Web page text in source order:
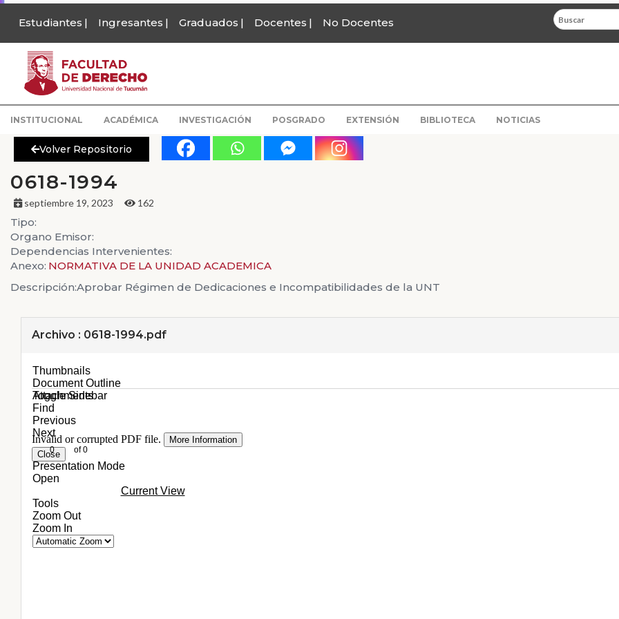
Estudiantes Ingresantes Graduados Docentes No Docentes
INSTITUCIONAL ACADÉMICA INVESTIGACIÓN POSGRADO EXTENSIÓN BIBLIOTECA NOTICIAS
Volver Repositorio
0618-1994
septiembre 19, 2023 162
Tipo:
Organo Emisor:
Dependencias Intervenientes:
Anexo: NORMATIVA DE LA UNIDAD ACADEMICA
Descripción:Aprobar Régimen de Dedicaciones e Incompatibilidades de la UNT
Archivo : 0618-1994.pdf